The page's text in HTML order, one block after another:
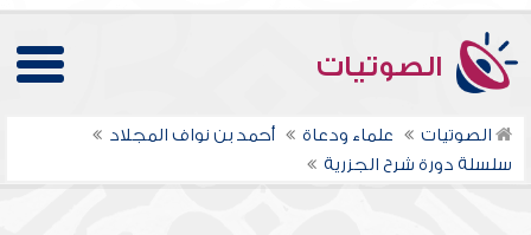
الصوتيات
الصوتيات علماء ودعاة
أحمد بن نواف المجلاد
سلسلة دورة شرح الجزرية